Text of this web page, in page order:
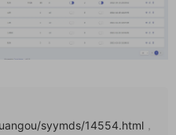
syymds/14554.html ，